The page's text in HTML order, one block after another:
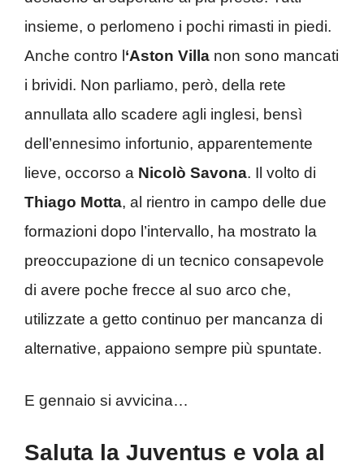
insieme, o perlomeno i pochi rimasti in piedi.
Anche contro l ‘Aston Villa non sono mancati
i brividi. Non parliamo, però, della rete
annullata allo scadere agli inglesi, bensì
dell’ennesimo infortunio, apparentemente
lieve, occorso a Nicolò Savona. Il volto di
Thiago Motta, al rientro in campo delle due
formazioni dopo l’intervallo, ha mostrato la
preoccupazione di un tecnico consapevole
di avere poche frecce al suo arco che,
utilizzate a getto continuo per mancanza di
alternative, appaiono sempre più spuntate.
E gennaio si avvicina…
Saluta la Juventus e vola al